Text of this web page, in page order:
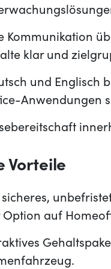
Kommunikation
klar und
und Englisch
Anwendungen
Vorteile
sicheres,
Option auf